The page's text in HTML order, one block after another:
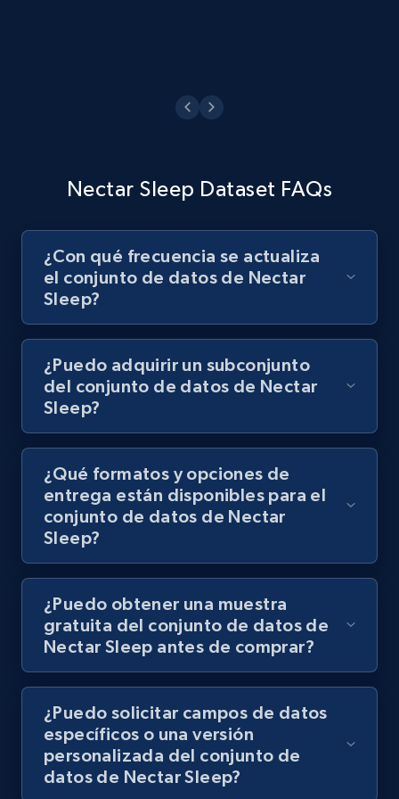
Nectar Sleep Dataset FAQs
¿Con qué frecuencia se actualiza
el conjunto de datos de Nectar
Sleep?
¿Puedo adquirir un subconjunto
del conjunto de datos de Nectar
Sleep?
¿Qué formatos y opciones de
entrega están disponibles para el
conjunto de datos de Nectar
Sleep?
¿Puedo obtener una muestra
gratuita del conjunto de datos de
Nectar Sleep antes de comprar?
¿Puedo solicitar campos de datos
específicos o una versión
personalizada del conjunto de
datos de Nectar Sleep?